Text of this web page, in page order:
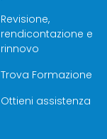
Revisione,
rendicontazione e
rinnovo
Trova Formazione
Ottieni assistenza